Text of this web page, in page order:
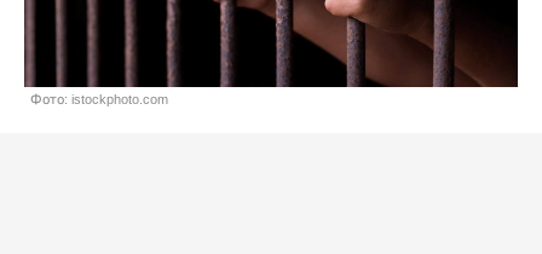
Фото: istockphoto.com